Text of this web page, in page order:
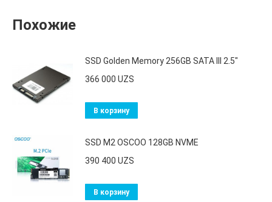
Похожие
SSD Golden Memory 256GB SATA III 2.5"
366 000 UZS
В корзину
SSD M2 OSCOO 128GB NVME
390 400 UZS
В корзину